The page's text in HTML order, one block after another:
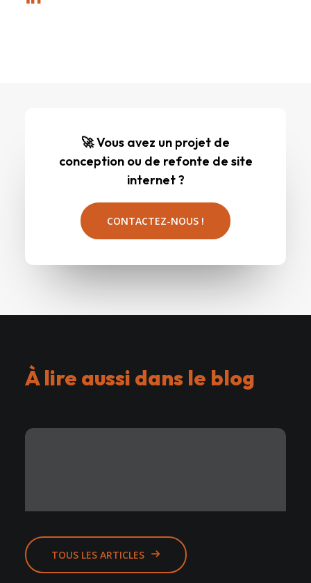
🚀 Vous avez un projet de
conception ou de refonte de site
internet ?
CONTACTEZ-NOUS !
À lire aussi dans le blog
TOUS LES ARTICLES